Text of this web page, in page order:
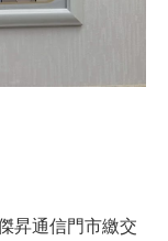
昇通信門市繳交